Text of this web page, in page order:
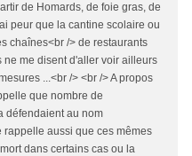
de Homards, de foie gras, de
peur que la cantine scolaire ou
chaînes<br /> de restaurants
me disent d'aller voir ailleurs
...<br /> <br /> A propos
que nombre de
défendaient au nom
aussi que ces mêmes
dans certains cas ou la